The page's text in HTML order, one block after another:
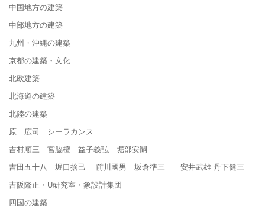
中国地方の建築
中部地方の建築
九州・沖縄の建築
京都の建築・文化
北欧建築
北海道の建築
北陸の建築
原 広司 シーラカンス
吉村順三 宮脇檀 益子義弘 堀部安嗣
吉田五十八 堀口捨己 前川國男 坂倉準三 安井武雄 丹下健三
吉阪隆正・U研究室・象設計集団
四国の建築